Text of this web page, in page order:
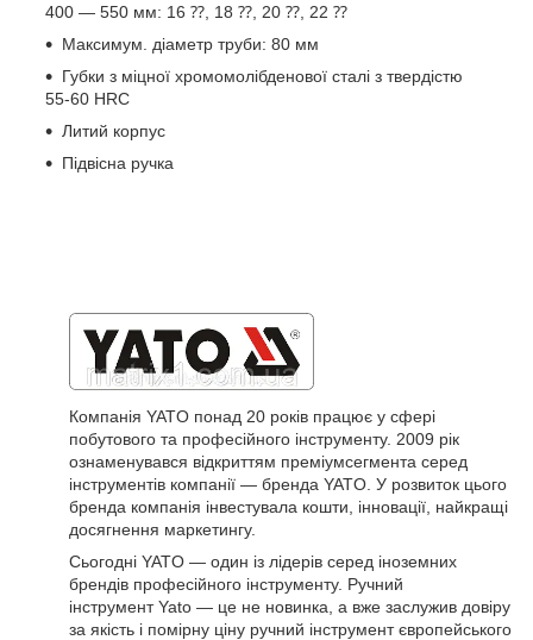
400 — 550 мм: 16 ⁇, 18 ⁇, 20 ⁇, 22 ⁇
Максимум. діаметр труби: 80 мм
Губки з міцної хромомолібденової сталі з твердістю
55-60 HRC
Литий корпус
Підвісна ручка
Компанія YATO понад 20 років працює у сфері
побутового та професійного інструменту. 2009 рік
ознаменувався відкриттям преміумсегмента серед
інструментів компанії — бренда YATO. У розвиток цього
бренда компанія інвестувала кошти, інновації, найкращі
досягнення маркетингу.
Сьогодні YATO — один із лідерів серед іноземних
брендів професійного інструменту. Ручний
інструмент Yato — це не новинка, а вже заслужив довіру
за якість і помірну ціну ручний інструмент європейського